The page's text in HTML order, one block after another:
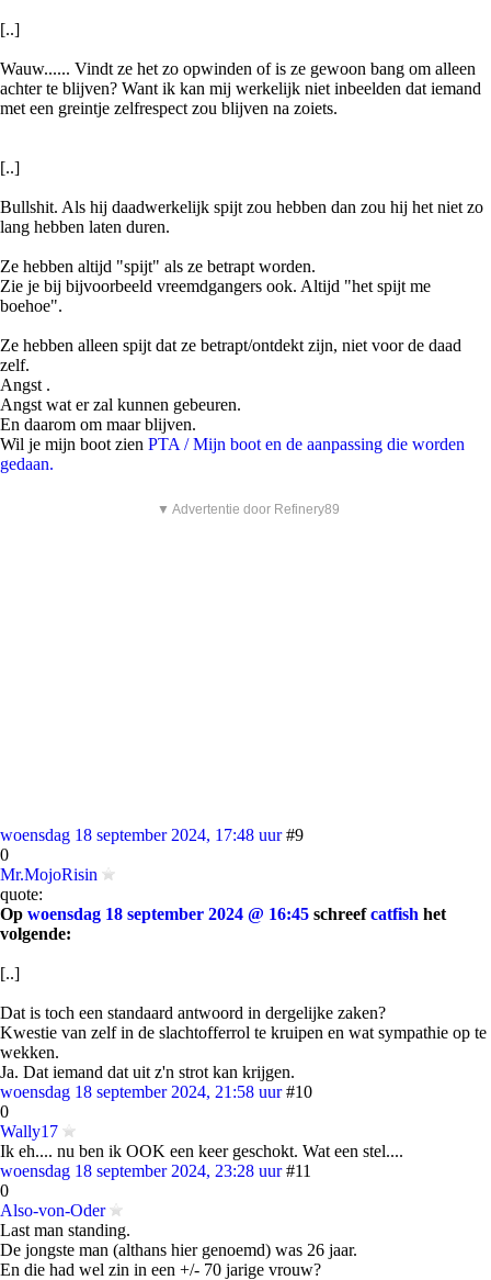
[..]
Wauw...... Vindt ze het zo opwinden of is ze gewoon bang om alleen
achter te blijven? Want ik kan mij werkelijk niet inbeelden dat iemand
met een greintje zelfrespect zou blijven na zoiets.
[..]
Bullshit. Als hij daadwerkelijk spijt zou hebben dan zou hij het niet zo
lang hebben laten duren.
Ze hebben altijd "spijt" als ze betrapt worden.
Zie je bij bijvoorbeeld vreemdgangers ook. Altijd "het spijt me
boehoe".
Ze hebben alleen spijt dat ze betrapt/ontdekt zijn, niet voor de daad
zelf.
Angst .
Angst wat er zal kunnen gebeuren.
En daarom om maar blijven.
Wil je mijn boot zien PTA / Mijn boot en de aanpassing die worden
gedaan.
▼ Advertentie door Refinery89
woensdag 18 september 2024, 17:48 uur #9
0
Mr.MojoRisin
quote:
Op woensdag 18 september 2024 @ 16:45 schreefcatfish het
volgende:
[..]
Dat is toch een standaard antwoord in dergelijke zaken?
Kwestie van zelf in de slachtofferrol te kruipen en wat sympathie op te
wekken.
Ja. Dat iemand dat uit z'n strot kan krijgen.
woensdag 18 september 2024, 21:58 uur #10
0
Wally17
Ik eh.... nu ben ik OOK een keer geschokt. Wat een stel....
woensdag 18 september 2024, 23:28 uur #11
0
Also-von-Oder
Last man standing.
De jongste man (althans hier genoemd) was 26 jaar.
En die had wel zin in een +/- 70 jarige vrouw?